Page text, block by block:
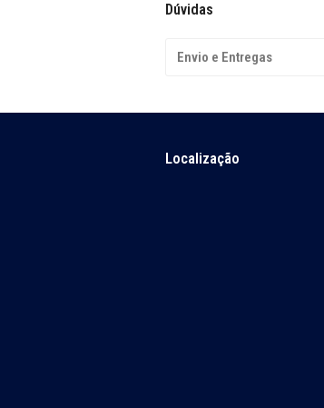
Dúvidas
Envio e Entregas
Localização